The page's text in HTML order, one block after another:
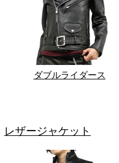
ダブルライダース
レザージャケット